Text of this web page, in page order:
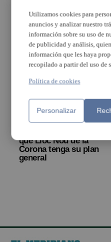
tras aceptar parte de
las propuestas
recibidas mediante
alegaciones
que Lloc Nou de la
Corona tenga su plan
general
Utilizamos cookies para
anuncios y analizar nuestro
información sobre su uso de
de publicidad y análisis,
información que les haya
recopilado a partir del uso de
Política de cookies
Personalizar